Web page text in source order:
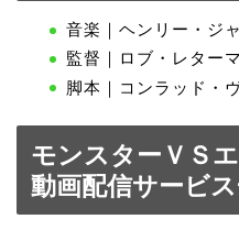
音楽｜ヘンリー・ジ
監督｜ロブ・レター
脚本｜コンラッド・
モンスターＶＳ
動画配信サービ